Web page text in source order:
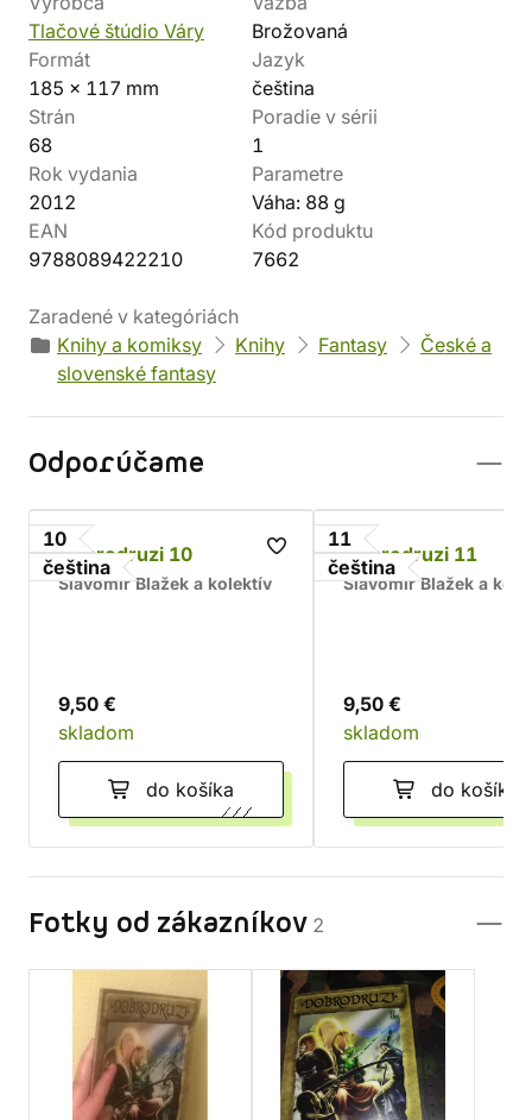
Tlačové štúdio Váry
Brožovaná
Formát
185 x 117 mm
Jazyk
čeština
Strán
68
Poradie v sérii
1
Rok vydania
2012
Parametre
Váha: 88 g
EAN
9788089422210
Kód produktu
7662
Zaradené v kategóriách
Knihy a komiksy
Knihy Fantasy
České a
slovenské fantasy
Odporúčame
10
čeština
Dobrodruzi 10
Slavomír Blažek a kolektív
9,50 €
skladom
do košíka
11
čeština
Dobrodruzi 11
Slavomír Blažek a
9,50 €
skladom
do košíka
Fotky od zákazníkov 2